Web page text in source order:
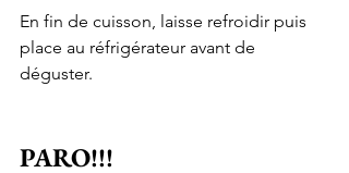
En fin de cuisson, laisse refroidir puis
place au réfrigérateur avant de
déguster.
PARO!!!